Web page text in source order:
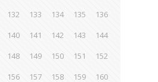
132 133 134 135
136
140 141 142 143
144
148 149 150 151
152
156 157 158 159
160